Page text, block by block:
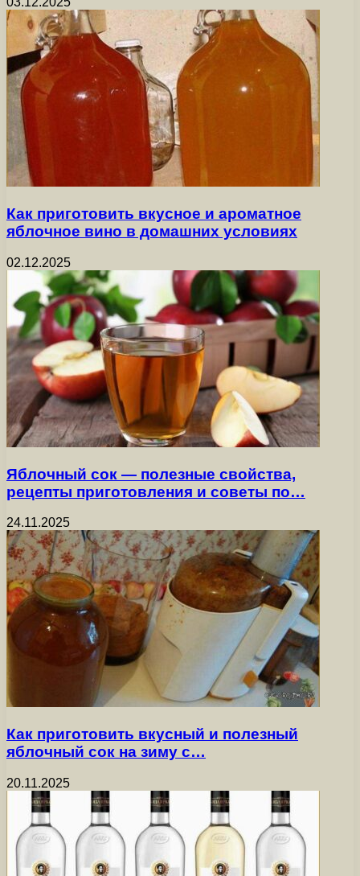
Как приготовить вкусное и ароматное
яблочное вино в домашних условиях
02.12.2025
Яблочный сок — полезные свойства,
рецепты приготовления и советы по…
24.11.2025
Как приготовить вкусный и полезный
яблочный сок на зиму с…
20.11.2025